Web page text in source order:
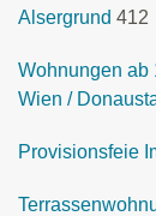
Alsergrund 412
Wohnungen ab
Wien /
Provisionsfeie